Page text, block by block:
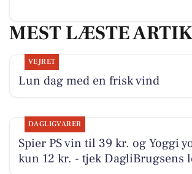
MEST LÆSTE
VEJRET
Lun dag med en frisk vind
DAGLIGVARER
Spier PS vin til 39 kr. og Yoggi
kun 12 kr. - tjek DagliBrugsens